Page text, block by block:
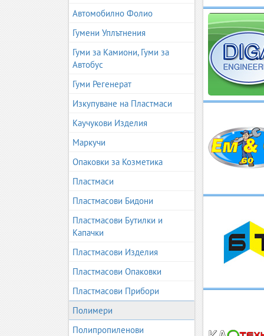
Автомобилно Фолио
Гумени Уплътнения
Гуми за Камиони, Гуми за
Автобус
Гуми Регенерат
Изкупуване на Пластмаси
Каучукови Изделия
Маркучи
Опаковки за Козметика
Пластмаси
Пластмасови Бидони
Пластмасови Бутилки и
Капачки
Пластмасови Изделия
Пластмасови Опаковки
Пластмасови Прибори
Полимери
Полипропиленови